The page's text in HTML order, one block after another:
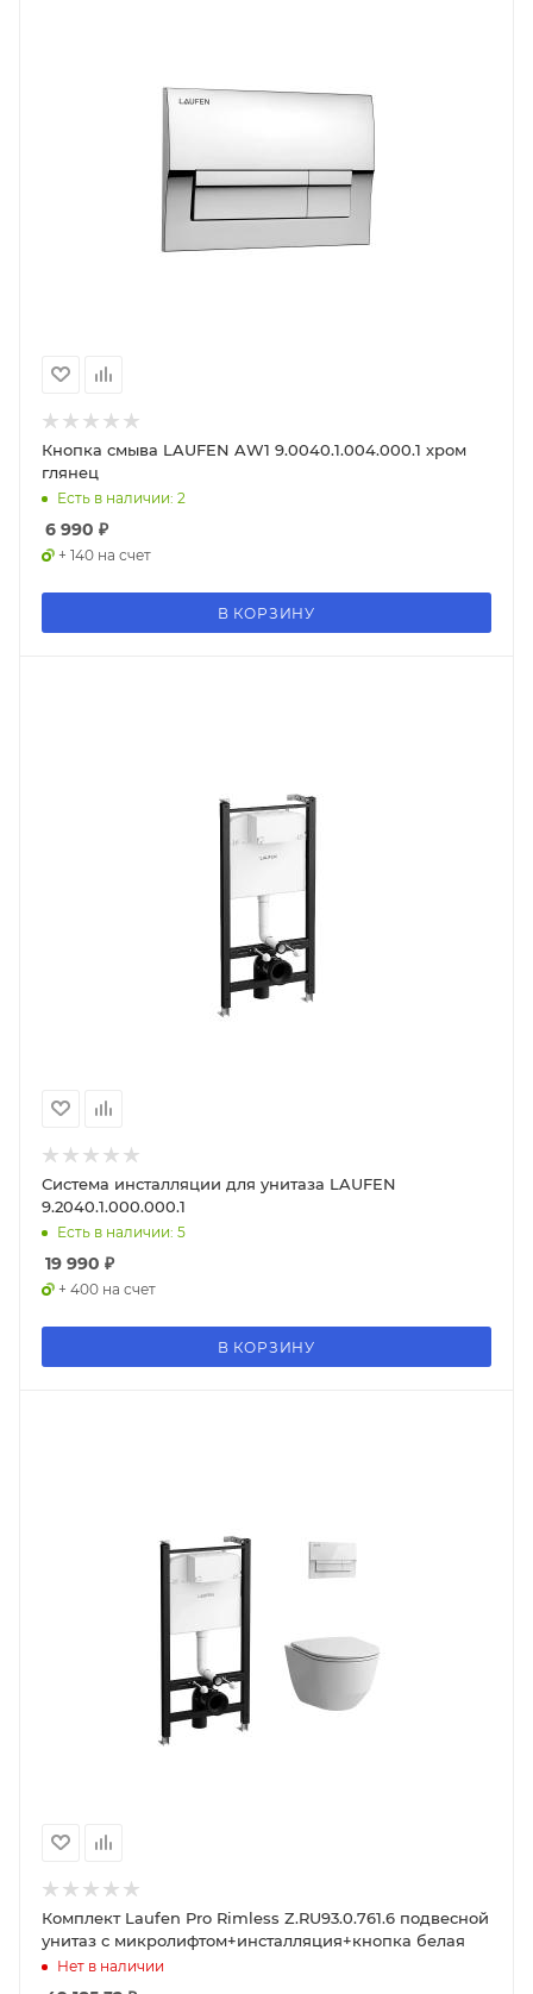
Кнопка смыва LAUFEN AW1 9.0040.1.004.000.1 хром
глянец
Есть в наличии: 2
6 990 ₽
+ 140 на счет
В КОРЗИНУ
Система инсталляции для унитаза LAUFEN
9.2040.1.000.000.1
Есть в наличии: 5
19 990 ₽
+ 400 на счет
В КОРЗИНУ
Комплект Laufen Pro Rimless Z.RU93.0.761.6 подвесной
унитаз с микролифтом+инсталляция+кнопка белая
Нет в наличии